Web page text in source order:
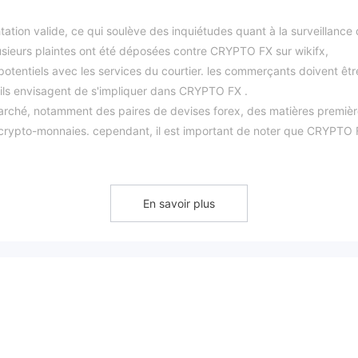
valide, ce qui soulève des inquiétudes quant à la surveillance
plaintes ont été déposées contre CRYPTO FX sur wikifx,
avec les services du courtier. les commerçants doivent
envisagent de s'impliquer dans CRYPTO FX .
notamment des paires de devises forex, des matières
monnaies. cependant, il est important de noter que CRYPTO
traders doivent examiner attentivement ces facteurs en fonction de
peut être gênant pour les personnes qui préfèrent des options
des plaintes des clients et des méthodes de paiement
En savoir plus